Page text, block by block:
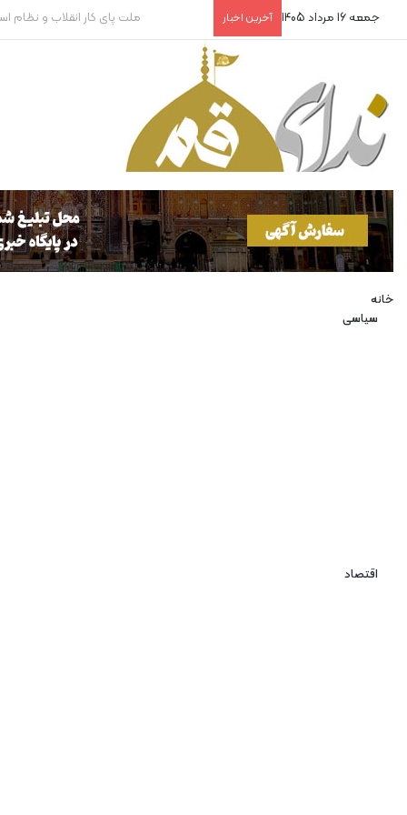
جمعه 16 مرداد 1405 آخرین اخبار روایتگران بی‌پناه!
خانه
سیاسی
اقتصاد